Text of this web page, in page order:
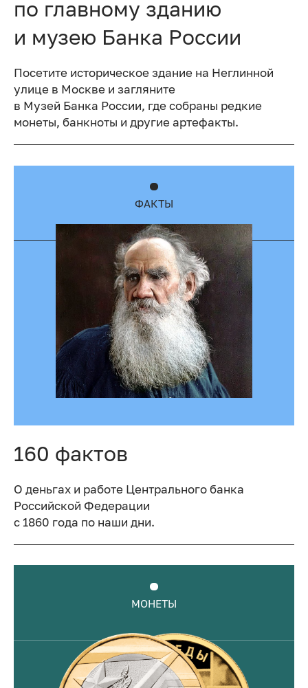
по главному зданию
и музею Банка России
Посетите историческое здание на Неглинной
улице в Москве и загляните
в Музей Банка России, где собраны редкие
монеты, банкноты и другие артефакты.
ФАКТЫ
160 фактов
О деньгах и работе Центрального банка
Российской Федерации
с 1860 года по наши дни.
МОНЕТЫ